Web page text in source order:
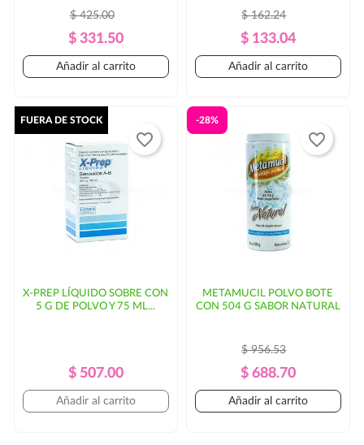
Precio
Regular
$ 425.00
Precio
$ 331.50
Añadir al carrito
Precio
Regular
$ 162.24
Precio
$ 133.04
Añadir al carrito
X-PREP LÍQUIDO SOBRE CON
5 G DE POLVO Y 75 ML...
Precio
Regular
Precio
$ 507.00
FUERA DE STOCK
Añadir al carrito
favorite_border
METAMUCIL POLVO BOTE
CON 504 G SABOR NATURAL
Precio
Regular
$ 956.53
Precio
$ 688.70
-28%
Añadir al carrito
favorite_border